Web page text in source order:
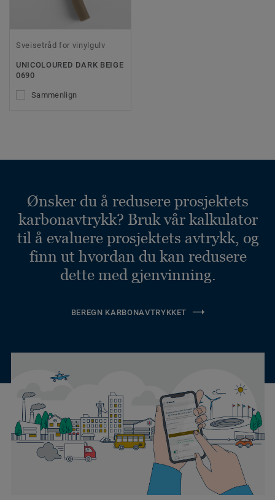
Sveisetråd for vinylgulv
UNICOLOURED DARK BEIGE
0690
Sammenlign
Ønsker du å redusere prosjektets
karbonavtrykk? Bruk vår kalkulator
til å evaluere prosjektets avtrykk, og
finn ut hvordan du kan redusere
dette med gjenvinning.
BEREGN KARBONAVTRYKKET